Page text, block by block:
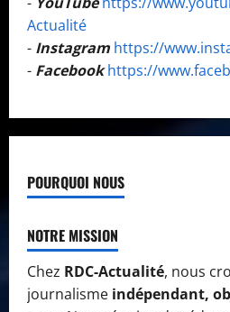
Actualité
- Instagram https://
- Facebook https://
POURQUOI NOUS
NOTRE MISSION
Chez RDC-Actualité, nous
journalisme indépendant,